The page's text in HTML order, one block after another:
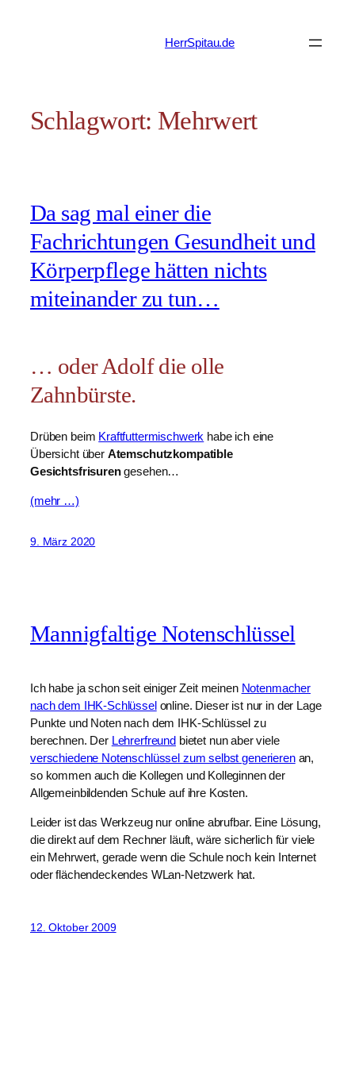
HerrSpitau.de
Schlagwort: Mehrwert
Da sag mal einer die
Fachrichtungen Gesundheit und
Körperpflege hätten nichts
miteinander zu tun…
… oder Adolf die olle
Zahnbürste.
Drüben beim Kraftfuttermischwerk habe ich eine
Übersicht über Atemschutzkompatible
Gesichtsfrisurengesehen…
(mehr …)
9. März 2020
Mannigfaltige Notenschlüssel
Ich habe ja schon seit einiger Zeit meinen Notenmacher
nach dem IHK-Schlüssel online. Dieser ist nur in der Lage
Punkte und Noten nach dem IHK-Schlüssel zu
berechnen. Der Lehrerfreund bietet nun aber viele
verschiedene Notenschlüssel zum selbst generierenan,
so kommen auch die Kollegen und Kolleginnen der
Allgemeinbildenden Schule auf ihre Kosten.
Leider ist das Werkzeug nur online abrufbar. Eine Lösung,
die direkt auf dem Rechner läuft, wäre sicherlich für viele
ein Mehrwert, gerade wenn die Schule noch kein Internet
oder flächendeckendes WLan-Netzwerk hat.
12. Oktober 2009